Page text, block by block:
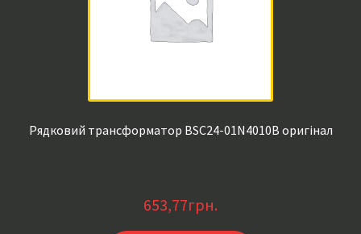
Рядковий трансформатор BSC24-01N4010B оригінал
653,77грн.